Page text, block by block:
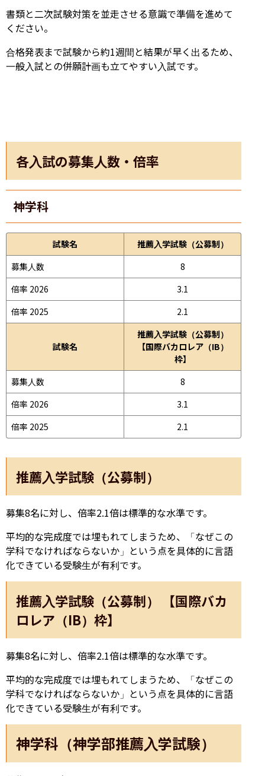
書類と二次試験対策を並走させる意識で準備を進めて
ください。
合格発表まで試験から約1週間と結果が早く出るため、
一般入試との併願計画も立てやすい入試です。
各入試の募集人数・倍率
神学科
試験名
推薦入学試験（公募制）
募集人数
8
倍率 2026
3.1
倍率 2025
2.1
試験名
推薦入学試験（公募制）
【国際バカロレア（IB）
枠】
募集人数
8
倍率 2026
3.1
倍率 2025
2.1
推薦入学試験（公募制）
募集8名に対し、倍率2.1倍は標準的な水準です。
平均的な完成度では埋もれてしまうため、「なぜこの
学科でなければならないか」という点を具体的に言語
化できている受験生が有利です。
推薦入学試験（公募制） 【国際バカ
ロレア（IB）枠】
募集8名に対し、倍率2.1倍は標準的な水準です。
平均的な完成度では埋もれてしまうため、「なぜこの
学科でなければならないか」という点を具体的に言語
化できている受験生が有利です。
神学科（神学部推薦入学試験）